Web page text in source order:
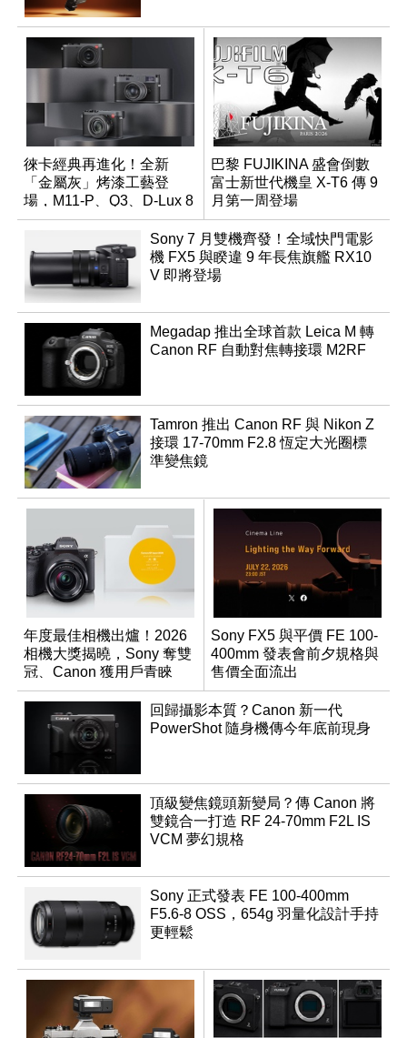
徠卡經典再進化！全新
「金屬灰」烤漆工藝登
場，M11-P、Q3、D-Lux 8
領銜換裝
巴黎 FUJIKINA 盛會倒數
富士新世代機皇 X-T6 傳 9
月第一周登場
Sony 7 月雙機齊發！全域快門電影
機 FX5 與睽違 9 年長焦旗艦 RX10
V 即將登場
Megadap 推出全球首款 Leica M 轉
Canon RF 自動對焦轉接環 M2RF
Tamron 推出 Canon RF 與 Nikon Z
接環 17-70mm F2.8 恆定大光圈標
準變焦鏡
年度最佳相機出爐！2026
相機大獎揭曉，Sony 奪雙
冠、Canon 獲用戶青睞
Sony FX5 與平價 FE 100-
400mm 發表會前夕規格與
售價全面流出
回歸攝影本質？Canon 新一代
PowerShot 隨身機傳今年底前現身
頂級變焦鏡頭新變局？傳 Canon 將
雙鏡合一打造 RF 24-70mm F2L IS
VCM 夢幻規格
Sony 正式發表 FE 100-400mm
F5.6-8 OSS，654g 羽量化設計手持
更輕鬆